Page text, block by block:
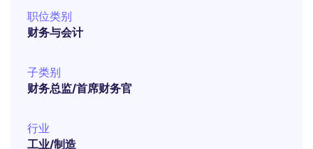
职位类别
财务与会计
子类别
财务总监/首席财务官
行业
工业/制造